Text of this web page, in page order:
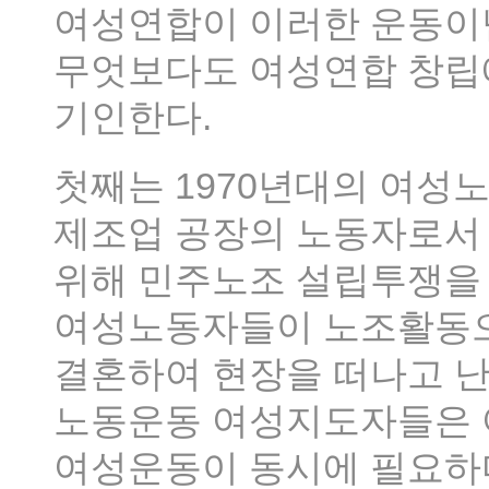
여성연합이 이러한 운동
무엇보다도 여성연합 창
기인한다.
첫째는 1970년대의 여성
제조업 공장의 노동자로
위해 민주노조 설립투쟁
여성노동자들이 노조활
결혼하여 현장을 떠나고
노동운동 여성지도자들
여성운동이 동시에 필요